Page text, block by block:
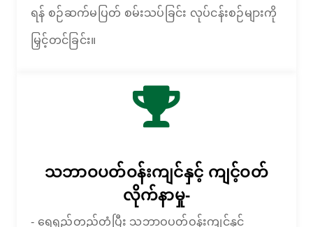
ရန် စဉ်ဆက်မပြတ် စမ်းသပ်ခြင်း လုပ်ငန်းစဉ်များကို
မြှင့်တင်ခြင်း။
သဘာဝပတ်ဝန်းကျင်နှင့် ကျင့်ဝတ်
လိုက်နာမှု-
- ရေရှည်တည်တံ့ပြီး သဘာဝပတ်ဝန်းကျင်နှင့်